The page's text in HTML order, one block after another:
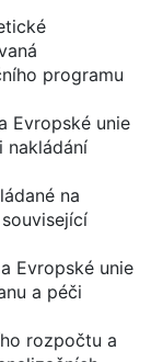
programu
Evropské unie
nakládání
na
Evropské unie
a péči
rozpočtu a